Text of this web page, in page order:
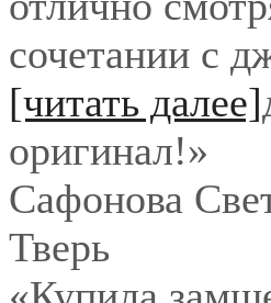
сочетании с
[читать далее]
оригинал!»
Сафонова
Тверь